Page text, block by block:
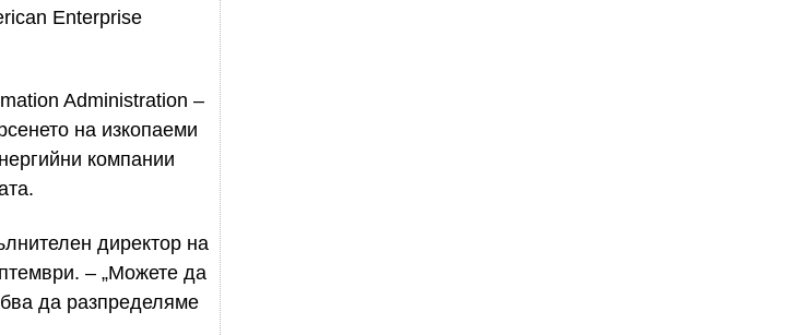
Enterprise
Administration –
на изкопаеми
компании
директор на
– „Можете да
да разпределяме